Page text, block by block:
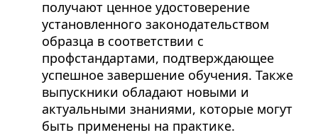
получают ценное удостоверение
установленного законодательством
образца в соответствии с
профстандартами, подтверждающее
успешное завершение обучения. Также
выпускники обладают новыми и
актуальными знаниями, которые могут
быть применены на практике.